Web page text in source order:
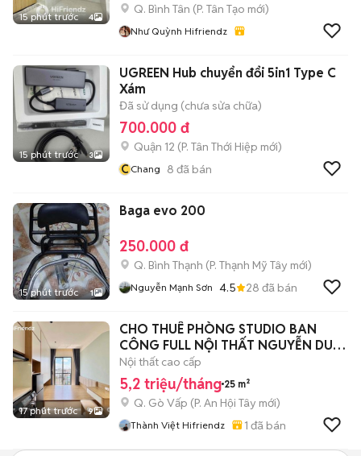
15 phút trước 4
Q. Bình Tân (P. Tân Tạo mới)
Như Quỳnh Hifriendz
15 phút trước 3
UGREEN Hub chuyển đổi 5in1 Type C
Xám
Đã sử dụng (chưa sửa chữa)
700.000 đ
Quận 12 (P. Tân Thới Hiệp mới)
CChang 8 đã bán
15 phút trước 1
Baga evo 200
250.000 đ
Q. Bình Thạnh (P. Thạnh Mỹ Tây mới)
Nguyễn Mạnh Sơn 4.5 28 đã bán
17 phút trước 9
CHO THUÊ PHÒNG STUDIO BAN
CÔNG FULL NỘI THẤT NGUYỄN DUY
CUNG
Nội thất cao cấp
5,2 triệu/tháng 25 m²
Q. Gò Vấp (P. An Hội Tây mới)
Thành Việt Hifriendz 1 đã bán